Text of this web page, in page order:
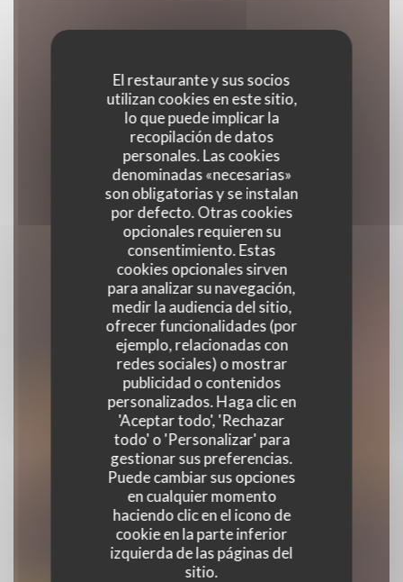
El restaurante y sus socios
utilizan cookies en este sitio,
lo que puede implicar la
recopilación de datos
personales. Las cookies
denominadas «necesarias»
son obligatorias y se instalan
por defecto. Otras cookies
opcionales requieren su
consentimiento. Estas
cookies opcionales sirven
para analizar su navegación,
medir la audiencia del sitio,
ofrecer funcionalidades (por
ejemplo, relacionadas con
redes sociales) o mostrar
publicidad o contenidos
personalizados. Haga clic en
'Aceptar todo', 'Rechazar
todo' o 'Personalizar' para
gestionar sus preferencias.
Puede cambiar sus opciones
en cualquier momento
haciendo clic en el icono de
cookie en la parte inferior
izquierda de las páginas del
sitio.
MAMIE COLETTE
RESTAURANTE TRADICIONAL|
RESERVAR UNA MESA